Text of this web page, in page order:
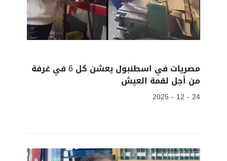
مصريات في اسطنبول يعشن كل 6 في غرفة
من أجل لقمة العيش
24 - 12 - 2025